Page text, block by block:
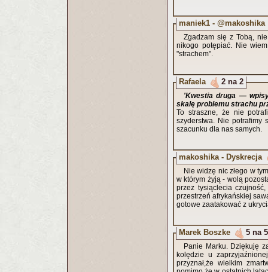
maniek1 - @makoshika
Zgadzam się z Tobą,
nikogo potępiać. Nie
"strachem".
Rafaela 2 na 2
'Kwestia druga —
skalę problemu strachu
To straszne, że nie
szyderstwa. Nie potrafimy
szacunku dla nas samych.
makoshika - Dyskrecja
Nie widzę nic złego w
w którym żyją - wolą
przez tysiąclecia
przestrzeń afrykańskiej
gotowe zaatakować z
Marek Boszke 5 na 5
Panie Marku. Dziękuję
kolędzie u
przyznał,że wielkim